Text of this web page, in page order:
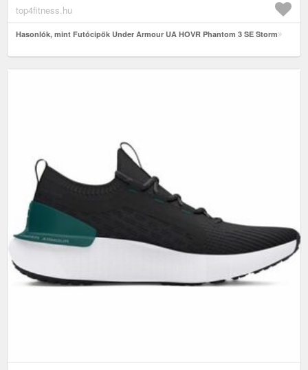
top4fitness.hu
Hasonlók, mint Futócipők Under Armour UA HOVR Phantom 3 SE Storm